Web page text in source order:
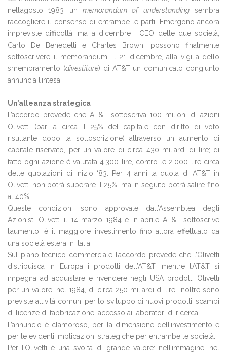
nell’agosto 1983 un memorandum of understandingsembra
raccogliere il consenso di entrambe le parti. Emergono ancora
impreviste difficoltà, ma a dicembre i CEO delle due società,
Carlo De Benedetti e Charles Brown, possono finalmente
sottoscrivere il memorandum. Il 21 dicembre, alla vigilia dello
smembramento (divestiture) di AT&T un comunicato congiunto
annuncia l’intesa.
Un’alleanza strategica
L’accordo prevede che AT&T sottoscriva 100 milioni di azioni
Olivetti (pari a circa il 25% del capitale con diritto di voto
risultante dopo la sottoscrizione) attraverso un aumento di
capitale riservato, per un valore di circa 430 miliardi di lire; di
fatto ogni azione è valutata 4.300 lire, contro le 2.000 lire circa
delle quotazioni di inizio ‘83. Per 4 anni la quota di AT&T in
Olivetti non potrà superare il 25%, ma in seguito potrà salire fino
al 40%.
Queste condizioni sono approvate dall’Assemblea degli
Azionisti Olivetti il 14 marzo 1984 e in aprile AT&T sottoscrive
l’aumento: è il maggiore investimento fino allora effettuato da
una società estera in Italia.
Sul piano tecnico-commerciale l’accordo prevede che l’Olivetti
distribuisca in Europa i prodotti dell’AT&T, mentre l’AT&T si
impegna ad acquistare e rivendere negli USA prodotti Olivetti
per un valore, nel 1984, di circa 250 miliardi di lire. Inoltre sono
previste attività comuni per lo sviluppo di nuovi prodotti, scambi
di licenze di fabbricazione, accesso ai laboratori di ricerca.
L’annuncio è clamoroso, per la dimensione dell’investimento e
per le evidenti implicazioni strategiche per entrambe le società.
Per l’Olivetti è una svolta di grande valore: nell’immagine, nel